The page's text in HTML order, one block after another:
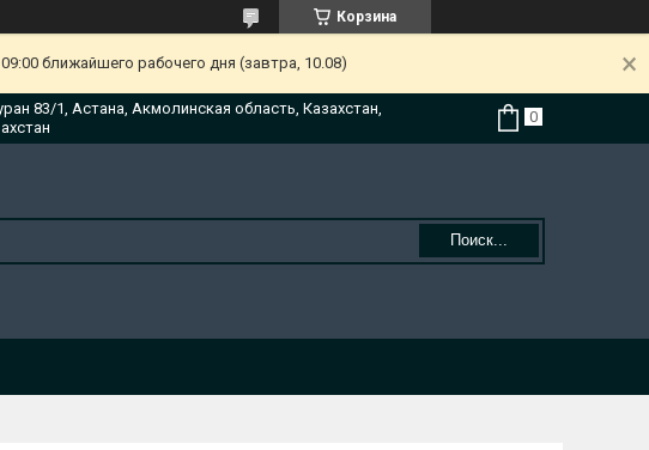
Корзина
ближайшего рабочего дня (завтра, 10.08)
83/1, Астана, Акмолинская область, Казахстан,
Поиск...